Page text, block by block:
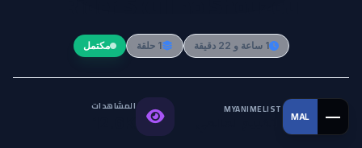
1 ساعة و 22 دقيقة 1 حلقة مكتمل
MAL —
MYANIMELIST المشاهدات